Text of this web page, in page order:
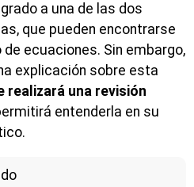
a una de las dos
que pueden encontrarse
ecuaciones. Sin embargo,
explicación sobre esta
realizará una revisión
entenderla en su